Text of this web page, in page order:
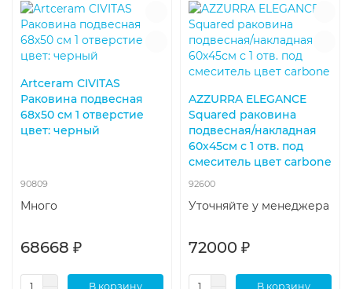
Artceram CIVITAS
Раковина подвесная
68х50 см 1 отверстие
цвет: черный
90809
Много
68668 ₽
В корзину
AZZURRA ELEGANCE
Squared раковина
подвесная/накладная
60х45см с 1 отв. под
смеситель цвет carbone
92600
Уточняйте у менеджера
72000 ₽
В корзину